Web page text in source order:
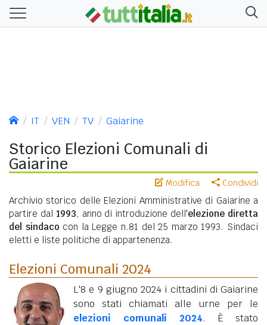
IT VEN TV Gaiarine
Storico Elezioni Comunali di
Gaiarine
Modifica Condividi
Archivio storico delle Elezioni Amministrative di Gaiarine a
partire dal 1993, anno di introduzione dell'elezione diretta
del sindaco con la Legge n.81 del 25 marzo 1993. Sindaci
eletti e liste politiche di appartenenza.
Elezioni Comunali 2024
L'8 e 9 giugno 2024 i cittadini di Gaiarine
sono stati chiamati alle urne per le
elezioni comunali 2024. È stato